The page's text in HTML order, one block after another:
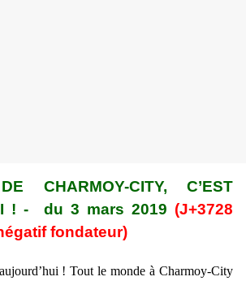
CHARMOY-CITY, C’EST
! - du 3 mars 2019 (J+3728
fondateur)
! Tout le monde à Charmoy-City